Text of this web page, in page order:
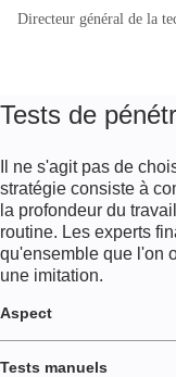
Directeur général de la
Tests de
Il ne s'agit pas de
stratégie consiste à
la profondeur du
routine. Les experts
qu'ensemble que l'on
une imitation.
Aspect
Tests manuels